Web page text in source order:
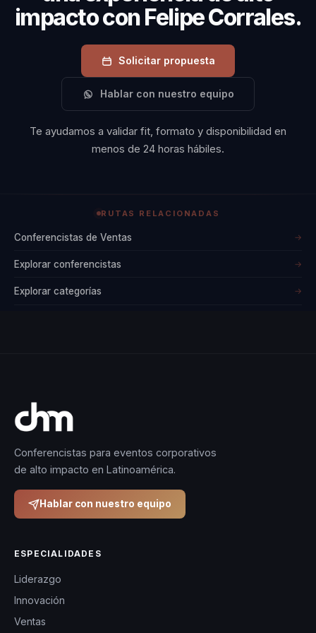
significativa son
convierten en un
conferencista de
organizaciones que
impacto con Felipe Corrales.
Solicitar propuesta
Hablar con nuestro equipo
Te ayudamos a validar fit, formato y disponibilidad en
menos de 24 horas hábiles.
RUTAS RELACIONADAS
Conferencistas de Ventas →
Explorar conferencistas →
Explorar categorías →
Conferencistas para eventos corporativos
de alto impacto en Latinoamérica.
Hablar con nuestro equipo
ESPECIALIDADES
Liderazgo
Innovación
Ventas